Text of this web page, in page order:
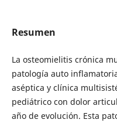
Resumen
La osteomielitis crónica
patología auto
aséptica y clínica
pediátrico con dolor
año de evolución. Esta